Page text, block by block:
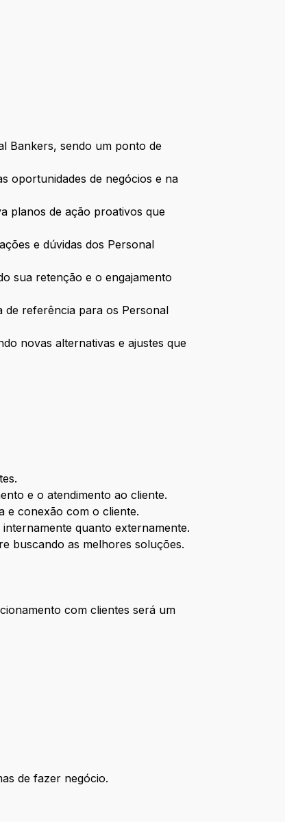
Bankers, sendo um ponto de
oportunidades de negócios e na
planos de ação proativos que
e dúvidas dos Personal
sua retenção e o engajamento
de referência para os Personal
novas alternativas e ajustes que
e o atendimento ao cliente.
e conexão com o cliente.
quanto externamente.
buscando as melhores soluções.
com clientes será um
de fazer negócio.